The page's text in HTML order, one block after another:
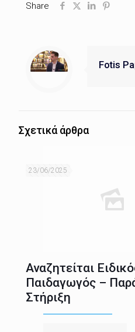
Share
Fotis
Σχετικά άρθρα
23/06/2025
Αναζητείται
Παιδαγωγός –
Στήριξη